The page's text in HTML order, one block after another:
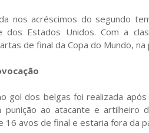
nos acréscimos do segundo
dos Estados Unidos. Com a
de final da Copa do Mundo,
gol dos belgas foi realizada
ao atacante e artilheiro
16 avos de final e estaria fora da